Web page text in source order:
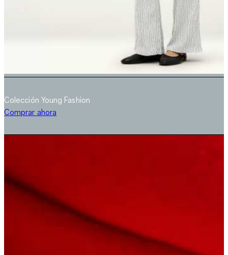
Colección Young Fashion
Comprar ahora